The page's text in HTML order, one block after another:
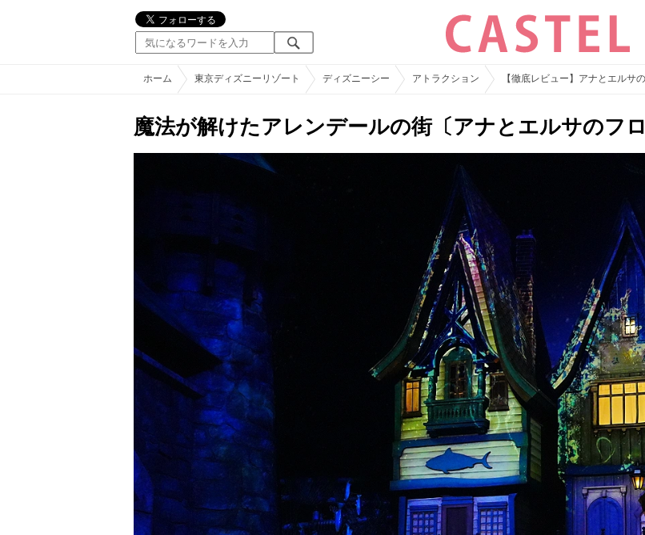
ホーム 東京ディズニーリゾート ディズニーシー アトラクション 【徹底レビュー】アナとエルサ
魔法が解けたアレンデールの街〔アナとエルサのフ